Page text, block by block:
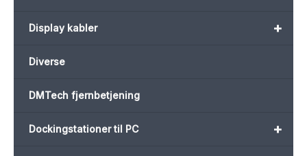
+
Display kabler
Diverse
DMTech fjernbetjening
+
Dockingstationer til PC